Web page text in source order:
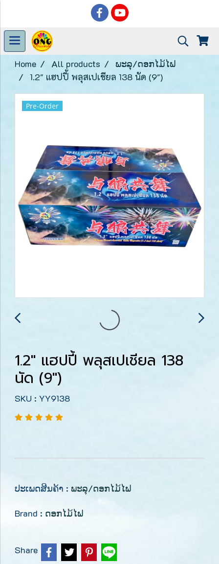
Home All products
ພະລຸ/ດອກໄມ້ໄຟ
1.2" แฮปปี้ พลุสเปเชียล 138 นัด (9")
Pre-Order
1.2" แฮปปี้ พลุสเปเชียล 138
นัด (9")
SKU : YY9138
ປະເພດສີນຄ້າ : ພະລຸ/ດອກໄມ້ໄຟ
Brand : ດອກໄມ້ໄຟ
Share